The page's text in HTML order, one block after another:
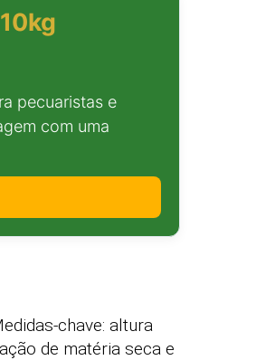
pecuaristas e
com uma
chave: altura
de matéria seca e